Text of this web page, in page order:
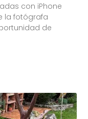
con iPhone
la fotógrafa
de